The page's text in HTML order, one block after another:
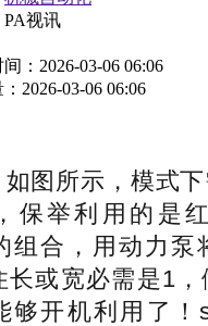
视讯
： 2026-03-06 06:06
2026-03-06 06:06
所示，模式下
保举利用的是
组合，用动力泵
长或宽必需是1
够开机利用了！